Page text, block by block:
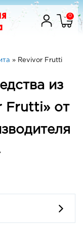
0
» Revivor Frutti
из
Frutti» от